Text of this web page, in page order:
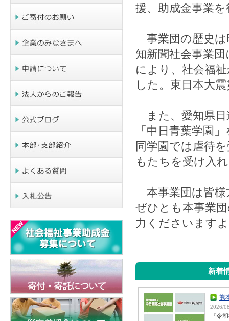
援、助成金事業
事業団の歴史は
知新聞社会事業
により、社会福
した。東日本大
また、愛知県日
「中日青葉学園
同学園では虐待
もたちを受け入
本事業団は皆様
ぜひとも本事業
力くださいます
新着
熊
2026/
『令